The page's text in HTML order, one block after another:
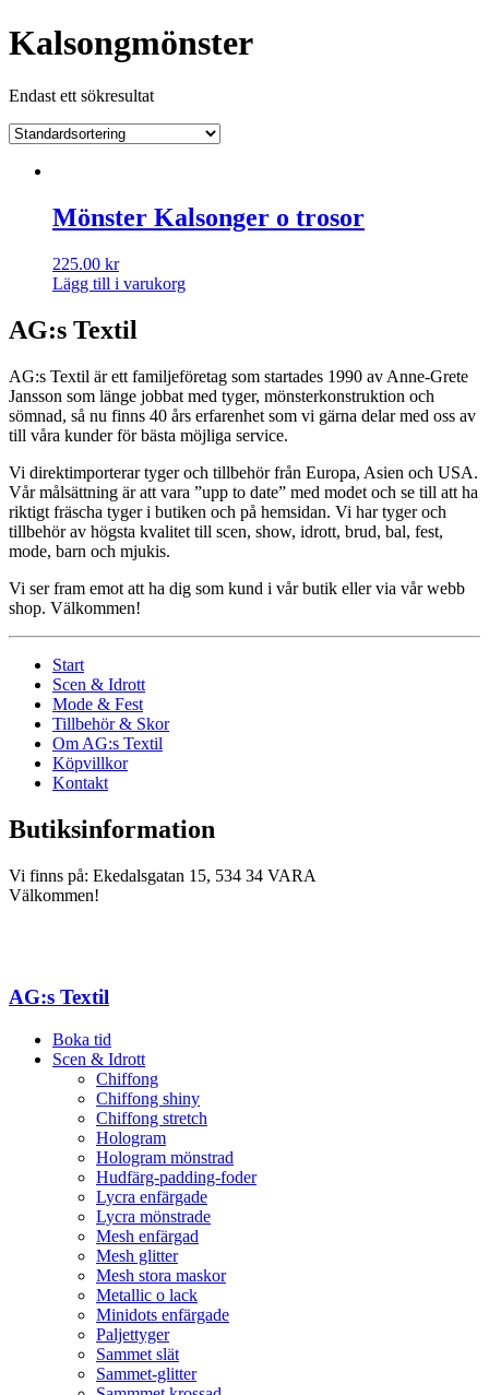
Kalsongmönster
Endast ett sökresultat
Mönster Kalsonger o trosor
225.00 kr
Lägg till i varukorg
AG:s Textil
AG:s Textil är ett familjeföretag som startades 1990 av Anne-Grete
Jansson som länge jobbat med tyger, mönsterkonstruktion och
sömnad, så nu finns 40 års erfarenhet som vi gärna delar med oss av
till våra kunder för bästa möjliga service.
Vi direktimporterar tyger och tillbehör från Europa, Asien och USA.
Vår målsättning är att vara ”upp to date” med modet och se till att ha
riktigt fräscha tyger i butiken och på hemsidan. Vi har tyger och
tillbehör av högsta kvalitet till scen, show, idrott, brud, bal, fest,
mode, barn och mjukis.
Vi ser fram emot att ha dig som kund i vår butik eller via vår webb
shop. Välkommen!
Start
Scen & Idrott
Mode & Fest
Tillbehör & Skor
Om AG:s Textil
Köpvillkor
Kontakt
Butiksinformation
Vi finns på: Ekedalsgatan 15, 534 34 VARA
Välkommen!
AG:s Textil
Boka tid
Scen & Idrott
Chiffong
Chiffong shiny
Chiffong stretch
Hologram
Hologram mönstrad
Hudfärg-padding-foder
Lycra enfärgade
Lycra mönstrade
Mesh enfärgad
Mesh glitter
Mesh stora maskor
Metallic o lack
Minidots enfärgade
Paljettyger
Sammet slät
Sammet-glitter